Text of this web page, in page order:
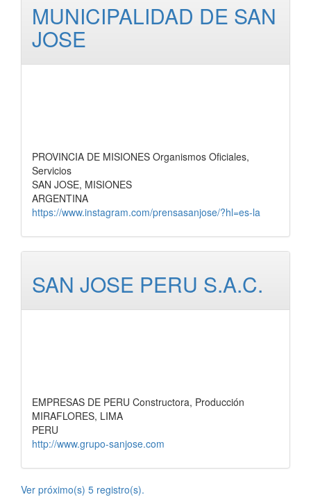
MUNICIPALIDAD DE SAN
JOSE
PROVINCIA DE MISIONES Organismos Oficiales,
Servicios
SAN JOSE, MISIONES
ARGENTINA
https://www.instagram.com/prensasanjose/?hl=es-la
SAN JOSE PERU S.A.C.
EMPRESAS DE PERU Constructora, Producción
MIRAFLORES, LIMA
PERU
http://www.grupo-sanjose.com
Ver próximo(s) 5 registro(s).